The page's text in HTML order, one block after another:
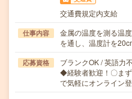
交通費規定内支給
仕事内容
金属の温度を測る温
を通し、温度計を
応募資格
ブランクOK / 英語力
◆経験者歓迎！〇ま
で気軽にオンライン